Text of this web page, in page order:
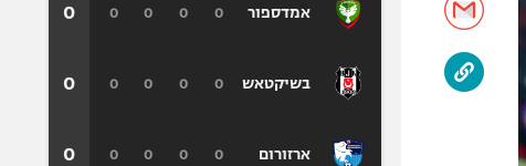
אמדספור
בשיקטאש
ארזורום
0
0
0
0
0
0
0
0
0
0
0
0
0
0
0